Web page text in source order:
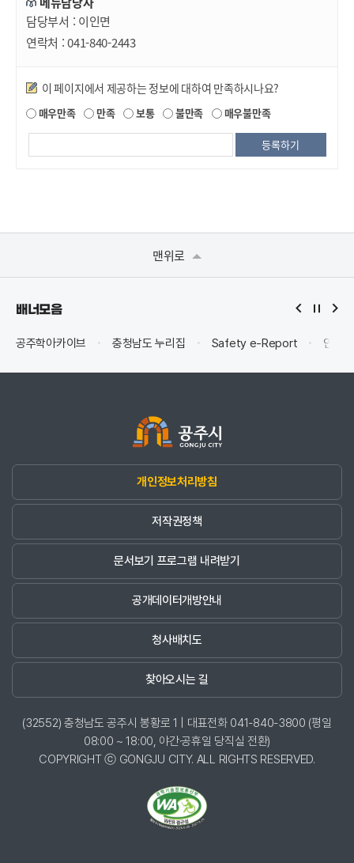
담당부서 : 이인면
연락처 :041-840-2443
만족도조사
이 페이지에서 제공하는 정보에 대하여 만족하시나요?
매우만족 만족 보통 불만족 매우불만족
맨위로
배너모음
공주학아카이브 충청남도 누리집 Safety e-Report 안전
개인정보처리방침
저작권정책
문서보기 프로그램 내려받기
공개데이터개방안내
청사배치도
찾아오시는 길
(32552) 충청남도 공주시 봉황로 1 | 대표전화 041-840-3800 (평일
08:00 ~ 18:00, 야간·공휴일 당직실 전환)
COPYRIGHT ⓒ GONGJU CITY. ALL RIGHTS RESERVED.